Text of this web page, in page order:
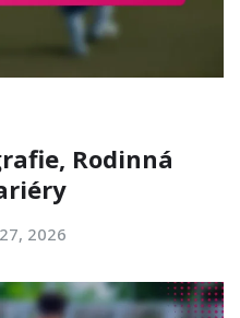
Rodinná
2026